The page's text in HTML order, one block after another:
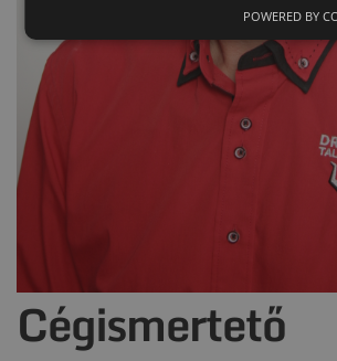
Cégismertető
POWERED BY